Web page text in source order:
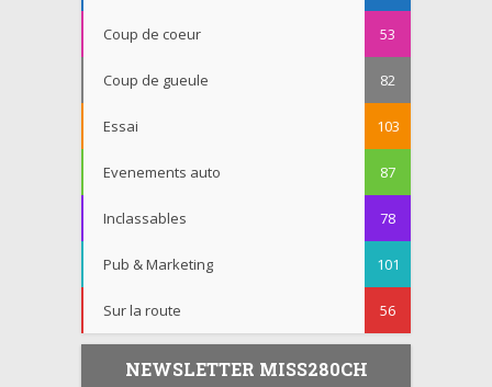
Coup de coeur 53
Coup de gueule 82
Essai 103
Evenements auto 87
Inclassables 78
Pub & Marketing 101
Sur la route 56
NEWSLETTER MISS280CH